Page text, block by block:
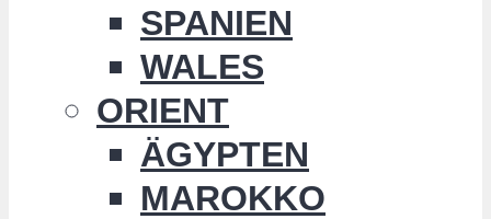
SPANIEN
WALES
ORIENT
ÄGYPTEN
MAROKKO